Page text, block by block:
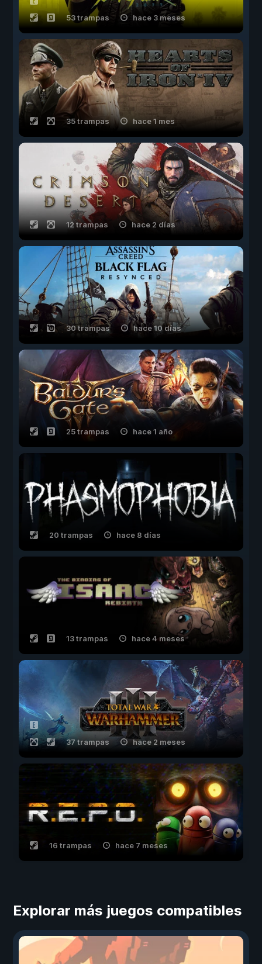
53 trampas hace 3 meses
35 trampas hace 1 mes
12 trampas hace 2 días
30 trampas hace 10 días
25 trampas hace 1 año
20 trampas hace 8 días
13 trampas hace 4 meses
37 trampas hace 2 meses
16 trampas hace 7 meses
Explorar más juegos compatibles